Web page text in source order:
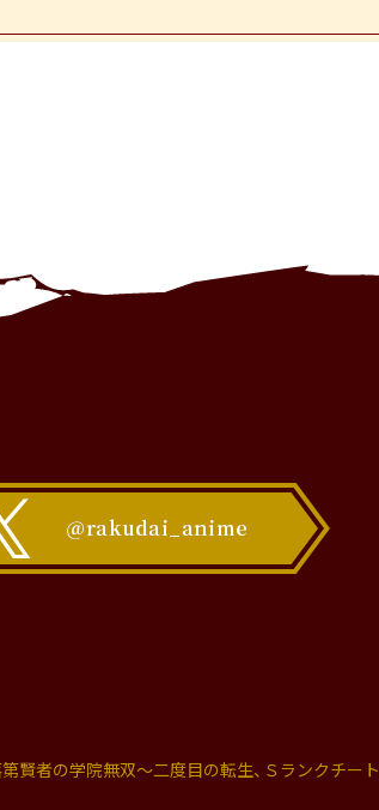
第賢者の学院無双～二度目の転生、Ｓランクチー